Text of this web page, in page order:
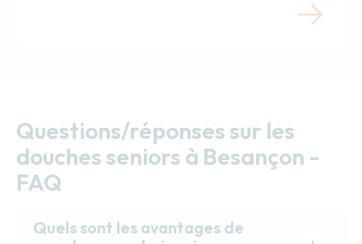
Questions/réponses sur les
douches seniors à Besançon -
FAQ
Quels sont les avantages de